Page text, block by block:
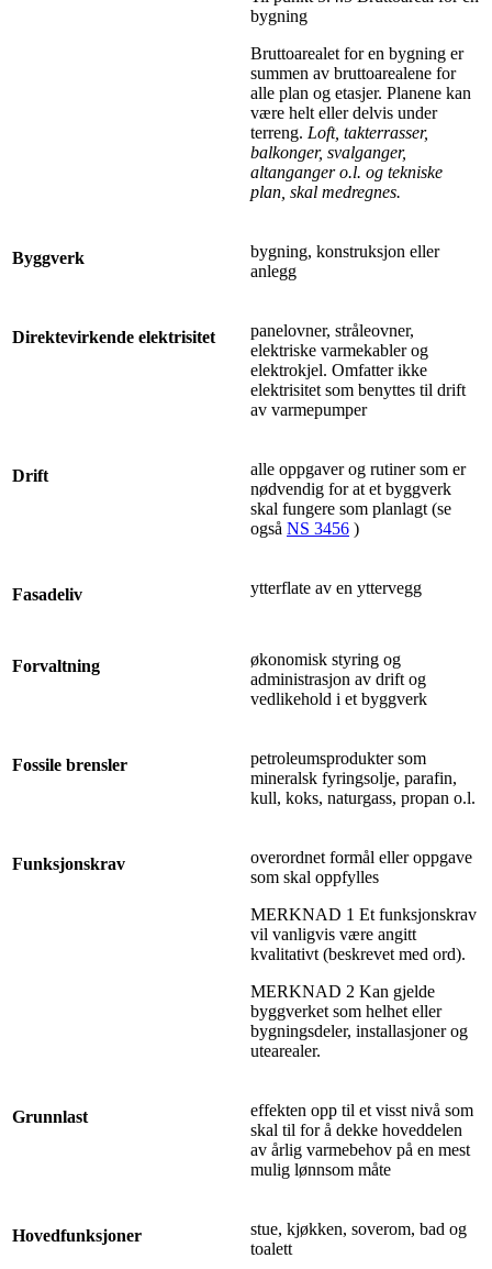
bygning
Bruttoarealet for en bygning er
summen av bruttoarealene for
alle plan og etasjer. Planene kan
være helt eller delvis under
terreng. Loft, takterrasser,
balkonger, svalganger,
altanganger o.l. og tekniske
plan, skal medregnes.
Byggverk
bygning, konstruksjon eller
anlegg
Direktevirkende elektrisitet
panelovner, stråleovner,
elektriske varmekabler og
elektrokjel. Omfatter ikke
elektrisitet som benyttes til drift
av varmepumper
Drift
alle oppgaver og rutiner som er
nødvendig for at et byggverk
skal fungere som planlagt (se
også NS 3456 )
Fasadeliv ytterflate av en yttervegg
Forvaltning
økonomisk styring og
administrasjon av drift og
vedlikehold i et byggverk
Fossile brensler
petroleumsprodukter som
mineralsk fyringsolje, parafin,
kull, koks, naturgass, propan o.l.
Funksjonskrav
overordnet formål eller oppgave
som skal oppfylles
MERKNAD 1 Et funksjonskrav
vil vanligvis være angitt
kvalitativt (beskrevet med ord).
MERKNAD 2 Kan gjelde
byggverket som helhet eller
bygningsdeler, installasjoner og
utearealer.
Grunnlast
effekten opp til et visst nivå som
skal til for å dekke hoveddelen
av årlig varmebehov på en mest
mulig lønnsom måte
Hovedfunksjoner
stue, kjøkken, soverom, bad og
toalett